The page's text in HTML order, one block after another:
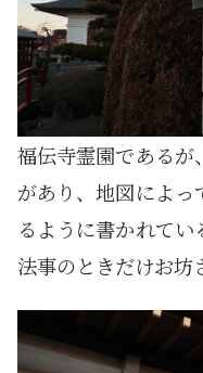
福伝寺霊園であるが
があり、地図によっ
るように書かれてい
法事のときだけお坊